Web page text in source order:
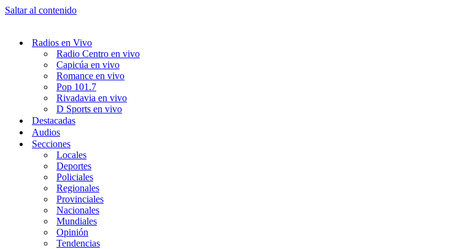
Saltar al contenido
Radios en Vivo
Radio Centro en vivo
Capicúa en vivo
Romance en vivo
Pop 101.7
Rivadavia en vivo
D Sports en vivo
Destacadas
Audios
Secciones
Locales
Deportes
Policiales
Regionales
Provinciales
Nacionales
Mundiales
Opinión
Tendencias